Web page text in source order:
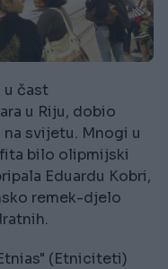
u čast
u Riju, dobio
svijetu. Mnogi u
bilo olipmijski
Eduardu Kobri,
remek-djelo
(Etniciteti)